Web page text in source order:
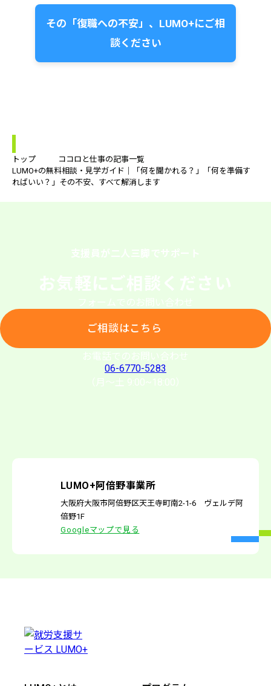
その「復職への不安」、LUMO+にご相
談ください
トップ
ココロと仕事の記事一覧
LUMO+の無料相談・見学ガイド｜「何を聞かれる？」「何を準備す
ればいい？」その不安、すべて解消します
支援員が二人三脚でサポート
お気軽にご相談ください
フォームでのお問い合わせ
ご相談はこちら
お電話でのお問い合わせ
06-6770-5283
（月〜土 9:00~18:00）
LUMO+阿倍野事業所
大阪府大阪市阿倍野区天王寺町南2-1-6 ヴェルデ阿
倍野1F
Googleマップで見る